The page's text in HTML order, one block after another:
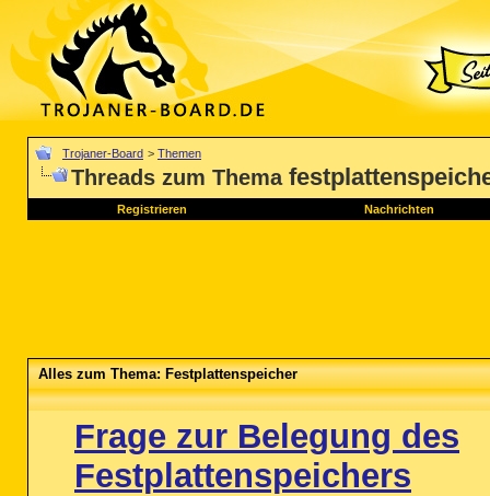
Trojaner-Board > Themen
Threads zum Thema
Registrieren Nachrichten
Alles zum Thema: Festplattenspeicher
Frage zur Belegung des
Festplattenspeichers